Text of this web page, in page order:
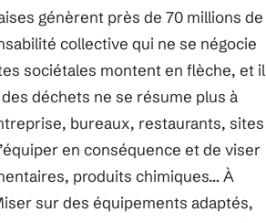
génèrent près de 70 millions de
collective qui ne se négocie
sociétales montent en flèche, et il
déchets ne se résume plus à
bureaux, restaurants, sites
en conséquence et de viser
produits chimiques… À
sur des équipements adaptés,